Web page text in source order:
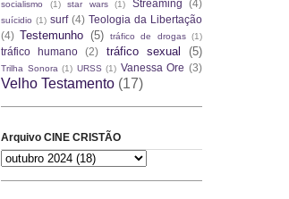
socialismo
(1) star wars (1) Streaming (4)
suícidio (1) surf (4) Teologia da Libertação
(4) Testemunho (5) tráfico de drogas (1)
tráfico humano (2) tráfico sexual (5)
Trilha Sonora (1) URSS (1) Vanessa Ore (3)
Velho Testamento (17)
Arquivo CINE CRISTÃO